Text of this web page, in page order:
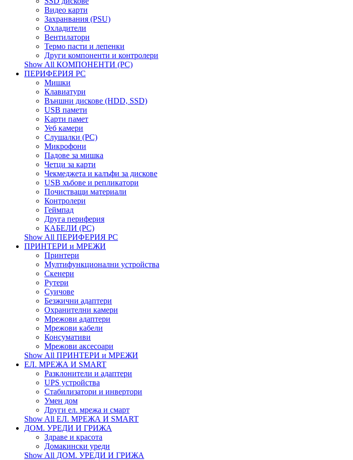
Видео карти
Захранвания (PSU)
Охладители
Вентилатори
Термо пасти и лепенки
Други компоненти и контролери
Show All КОМПОНЕНТИ (PC)
ПЕРИФЕРИЯ PC
Мишки
Клавиатури
Външни дискове (HDD, SSD)
USB памети
Kарти памет
Уеб камери
Слушалки (PC)
Микрофони
Падове за мишка
Четци за карти
Чекмеджета и калъфи за дискове
USB хъбове и репликатори
Почистващи материали
Контролери
Геймпад
Друга периферия
КАБЕЛИ (PC)
Show All ПЕРИФЕРИЯ PC
ПРИНТЕРИ и МРЕЖИ
Принтери
Мултифункционални устройства
Скенери
Рутери
Суичове
Безжични адаптери
Охранителни камери
Мрежови адаптери
Мрежови кабели
Консумативи
Мрежови аксесоари
Show All ПРИНТЕРИ и МРЕЖИ
ЕЛ. МРЕЖА И SMART
Разклонители и адаптери
UPS устройства
Стабилизатори и инвертори
Умен дом
Други ел. мрежа и смарт
Show All ЕЛ. МРЕЖА И SMART
ДОМ. УРЕДИ И ГРИЖА
Здраве и красота
Домакински уреди
Show All ДОМ. УРЕДИ И ГРИЖА